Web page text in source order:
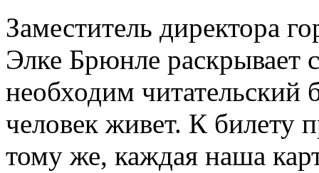
Заместитель директора
Элке Брюнле раскрывает
необходим читательский
человек живет. К билету
тому же, каждая наша